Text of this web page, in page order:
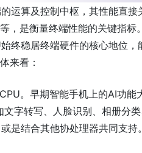
运算及控制中枢，其性能直接
，是衡量终端性能的关键指
终稳居终端硬件的核心地位
来看：
。早期智能手机上的AI功
文字转写、人脸识别、相册分
是结合其他协处理器共同支持。